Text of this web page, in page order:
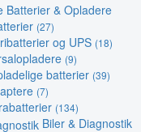
Batterier & Opladere
(27)
og UPS (18)
(9)
batterier (39)
(7)
(134)
Biler & Diagnostik